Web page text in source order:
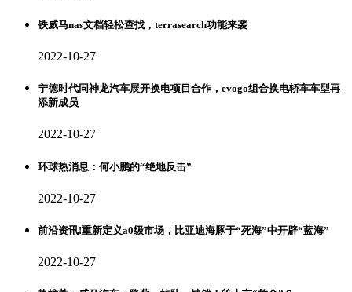
铁威马nas文档轻松查找，terrasearch功能来袭
2022-10-27
宁德时代同神龙汽车展开换电项目合作，evogo组合换电轿车车型再
添新成员
2022-10-27
环球热消息：何小鹏的“绝地反击”
2022-10-27
前沿资讯!重新定义a0级市场，比亚迪海豚于“死海”中开辟“蓝海”
2022-10-27